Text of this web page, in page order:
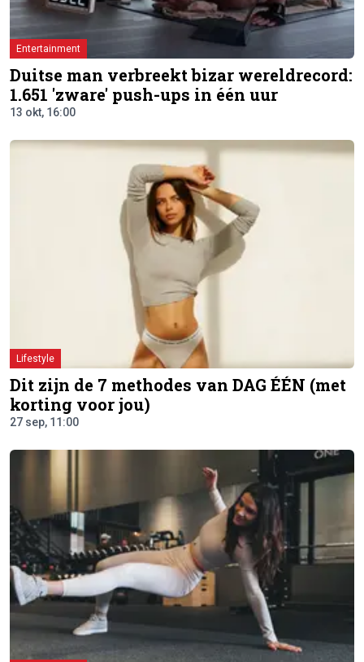
Entertainment
Duitse man verbreekt bizar wereldrecord:
1.651 'zware' push-ups in één uur
13 okt, 16:00
Lifestyle
Dit zijn de 7 methodes van DAG ÉÉN (met
korting voor jou)
27 sep, 11:00